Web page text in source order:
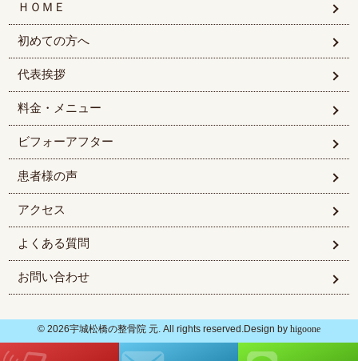
ＨＯＭＥ
初めての方へ
代表挨拶
料金・メニュー
ビフォーアフター
患者様の声
アクセス
よくある質問
お問い合わせ
© 2026宇城松橋の整骨院 元. All rights reserved.Design by higoone